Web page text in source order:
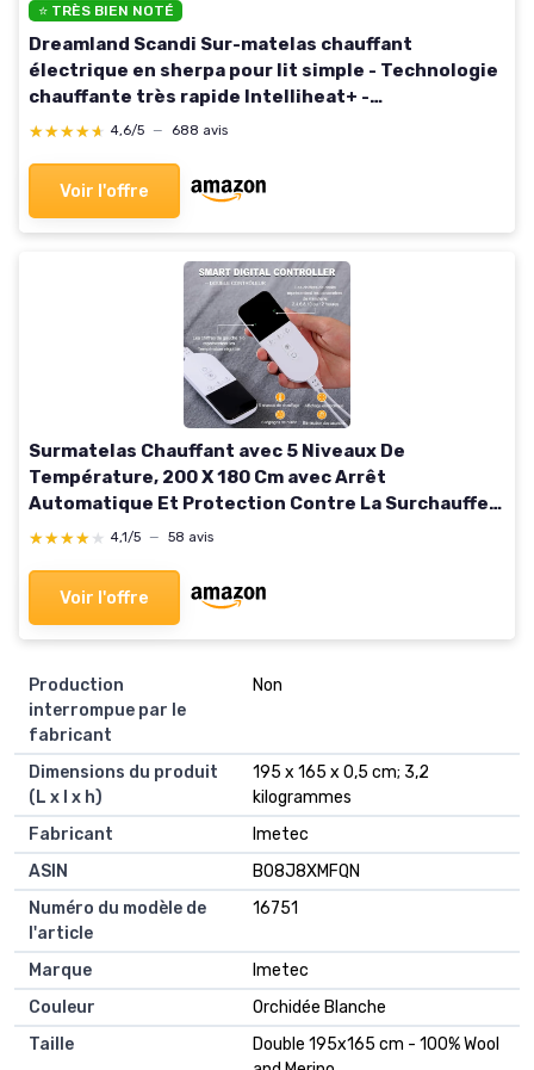
⭐ TRÈS BIEN NOTÉ
Dreamland Scandi Sur-matelas chauffant
électrique en sherpa pour lit simple - Technologie
chauffante très rapide Intelliheat+ -
Télécommande - 6 réglages de température et
★★★★★
★★★★★ 4,6/5 — 688 avis
Voir l'offre
Surmatelas Chauffant avec 5 Niveaux De
Température, 200 X 180 Cm avec Arrêt
Automatique Et Protection Contre La Surchauffe,
pour Tous Les Matelas Courants (Color : Gray)
★★★★★
★★★★★ 4,1/5 — 58 avis
Voir l'offre
Production
interrompue par le
fabricant
Non
Dimensions du produit
(L x l x h)
195 x 165 x 0,5 cm; 3,2
kilogrammes
Fabricant
Imetec
ASIN
B08J8XMFQN
Numéro du modèle de
l'article
16751
Marque
Imetec
Couleur
Orchidée Blanche
Taille
Double 195x165 cm - 100% Wool